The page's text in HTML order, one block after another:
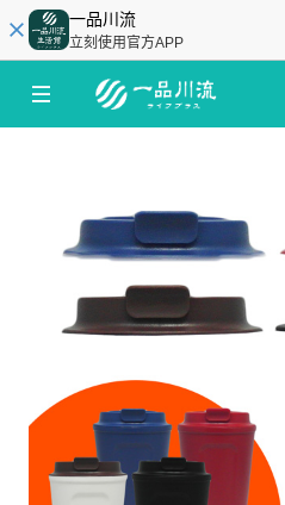
一品川流
立刻使用官方APP